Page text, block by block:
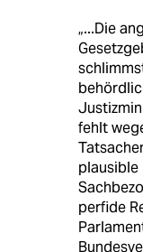
„...Die
fehlt
plausible
perfide